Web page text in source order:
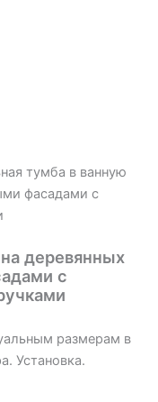
тумба в ванную
фасадами с
деревянных
с
размерам в
Установка.